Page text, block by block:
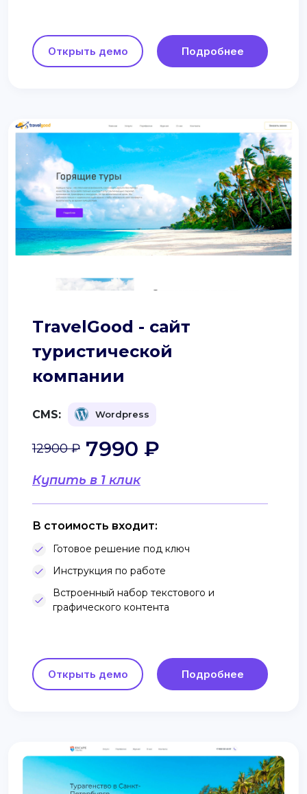
Открыть демо Подробнее
TravelGood - сайт
туристической
компании
CMS: Wordpress
Купить в 1 клик
12900 ₽ 7990 ₽
В стоимость входит:
Готовое решение под ключ
Инструкция по работе
Встроенный набор текстового и
графического контента
Открыть демо Подробнее